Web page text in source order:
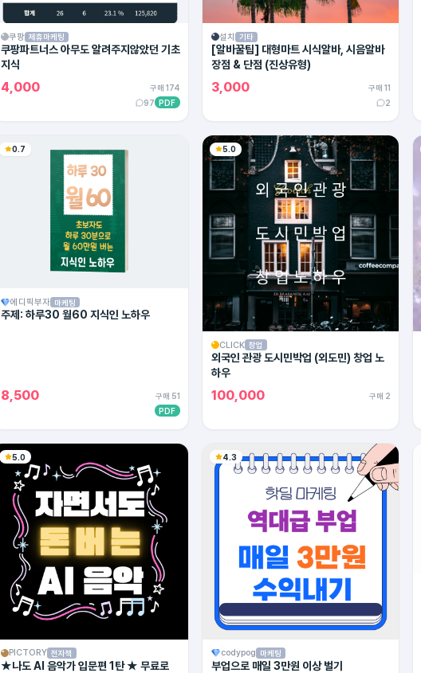
쿠팡 제휴마케팅
쿠팡파트너스 아무도 알려주지않았던 기초
지식
4,000
구매 174
97 PDF
설치 기타
[알바꿀팁] 대형마트 시식알바, 시음알바
장점 & 단점 (진상유형)
3,000
구매 11
2
0.7
에디픽부자 마케팅
주제: 하루30 월60 지식인 노하우
8,500
구매 51
PDF
5.0
CLICK 창업
외국인 관광 도시민박업 (외도민) 창업 노
하우
100,000 구매 2
5.0
PICTORY 전자책
★나도 AI 음악가 입문편 1탄 ★ 무료로
4.3
codypog 마케팅
부업으로 매일 3만원 이상 벌기